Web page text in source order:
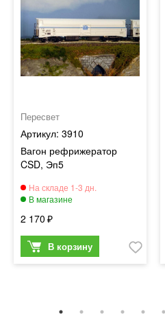
Пересвет
3910
Вагон рефрижератор
CSD, Эп5
2 170